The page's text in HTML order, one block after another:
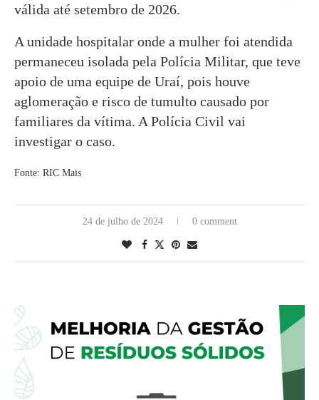
válida até setembro de 2026.
A unidade hospitalar onde a mulher foi atendida
permaneceu isolada pela Polícia Militar, que teve
apoio de uma equipe de Uraí, pois houve
aglomeração e risco de tumulto causado por
familiares da vítima. A Polícia Civil vai
investigar o caso.
Fonte: RIC Mais
24 de julho de 2024 0 comment